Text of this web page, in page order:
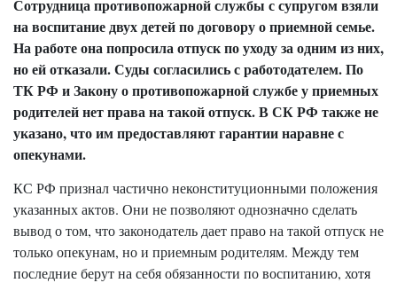
Сотрудница противопожарной службы с супругом взяли
на воспитание двух детей по договору о приемной семье.
На работе она попросила отпуск по уходу за одним из них,
но ей отказали. Суды согласились с работодателем. По
ТК РФ и Закону о противопожарной службе у приемных
родителей нет права на такой отпуск. В СК РФ также не
указано, что им предоставляют гарантии наравне с
опекунами.
КС РФ признал частично неконституционными положения
указанных актов. Они не позволяют однозначно сделать
вывод о том, что законодатель дает право на такой отпуск не
только опекунам, но и приемным родителям. Между тем
последние берут на себя обязанности по воспитанию, хотя